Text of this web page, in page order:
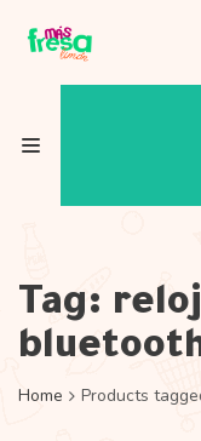
Tag:
Home Products